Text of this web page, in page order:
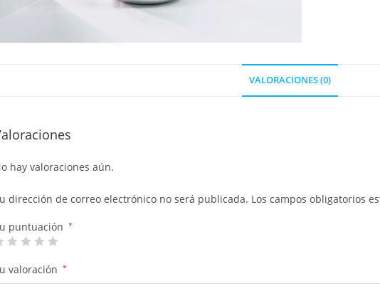
VALORACIONES (0)
hay valoraciones aún.
dirección de correo electrónico no será publicada. Los campos obligatorios
puntuación *
valoración *